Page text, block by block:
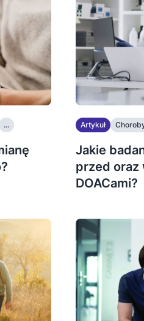
... Artykuł
Jakie
przed oraz
DOACami?